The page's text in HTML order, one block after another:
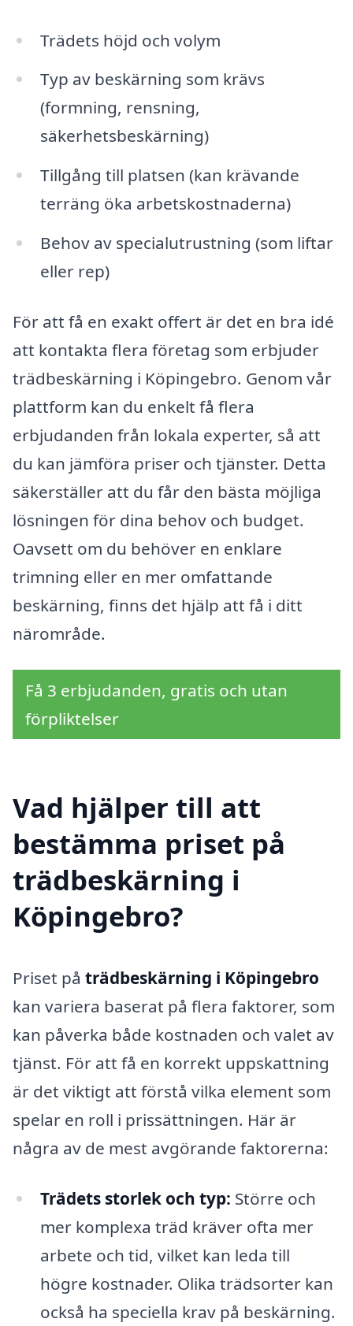
Trädets höjd och volym
Typ av beskärning som krävs
(formning, rensning,
säkerhetsbeskärning)
Tillgång till platsen (kan krävande
terräng öka arbetskostnaderna)
Behov av specialutrustning (som liftar
eller rep)
För att få en exakt offert är det en bra idé
att kontakta flera företag som erbjuder
trädbeskärning i Köpingebro. Genom vår
plattform kan du enkelt få flera
erbjudanden från lokala experter, så att
du kan jämföra priser och tjänster. Detta
säkerställer att du får den bästa möjliga
lösningen för dina behov och budget.
Oavsett om du behöver en enklare
trimning eller en mer omfattande
beskärning, finns det hjälp att få i ditt
närområde.
Få 3 erbjudanden, gratis och utan
förpliktelser
Vad hjälper till att
bestämma priset på
trädbeskärning i
Köpingebro?
Priset på trädbeskärning i Köpingebro
kan variera baserat på flera faktorer, som
kan påverka både kostnaden och valet av
tjänst. För att få en korrekt uppskattning
är det viktigt att förstå vilka element som
spelar en roll i prissättningen. Här är
några av de mest avgörande faktorerna:
Trädets storlek och typ: Större och
mer komplexa träd kräver ofta mer
arbete och tid, vilket kan leda till
högre kostnader. Olika trädsorter kan
också ha speciella krav på beskärning.